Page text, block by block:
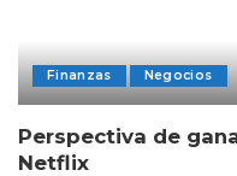
Finanzas Negocios
Perspectiva de
Netflix